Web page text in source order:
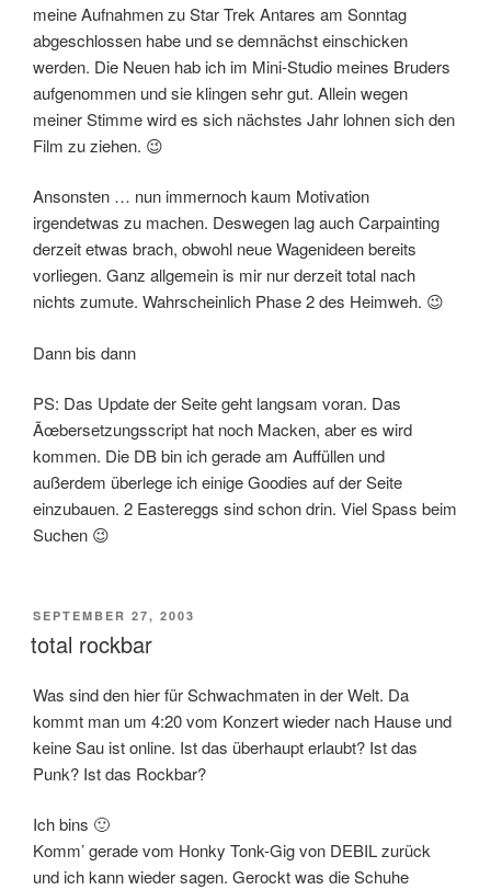
meine Aufnahmen zu Star Trek Antares am Sonntag
abgeschlossen habe und se demnächst einschicken
werden. Die Neuen hab ich im Mini-Studio meines Bruders
aufgenommen und sie klingen sehr gut. Allein wegen
meiner Stimme wird es sich nächstes Jahr lohnen sich den
Film zu ziehen. 😉
Ansonsten … nun immernoch kaum Motivation
irgendetwas zu machen. Deswegen lag auch Carpainting
derzeit etwas brach, obwohl neue Wagenideen bereits
vorliegen. Ganz allgemein is mir nur derzeit total nach
nichts zumute. Wahrscheinlich Phase 2 des Heimweh. 😉
Dann bis dann
PS: Das Update der Seite geht langsam voran. Das
Ãœbersetzungsscript hat noch Macken, aber es wird
kommen. Die DB bin ich gerade am Auffüllen und
außerdem überlege ich einige Goodies auf der Seite
einzubauen. 2 Eastereggs sind schon drin. Viel Spass beim
Suchen 😉
POSTED
SEPTEMBER 27, 2003
total rockbar
Was sind den hier für Schwachmaten in der Welt. Da
kommt man um 4:20 vom Konzert wieder nach Hause und
keine Sau ist online. Ist das überhaupt erlaubt? Ist das
Punk? Ist das Rockbar?
Ich bins 🙂
Komm’ gerade vom Honky Tonk-Gig von DEBIL zurück
und ich kann wieder sagen. Gerockt was die Schuhe